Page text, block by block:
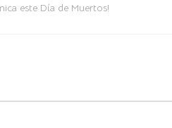
este Día de Muertos!